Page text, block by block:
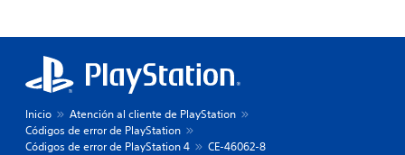
Inicio
Atención al cliente de PlayStation
Códigos de error de PlayStation
Códigos de error de PlayStation 4
CE-46062-8